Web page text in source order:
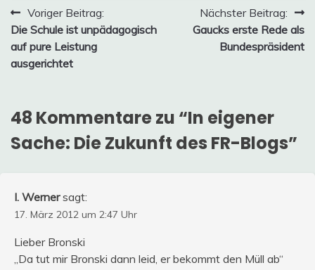
Beitragsnavigation
Voriger Beitrag:
Die Schule ist unpädagogisch
auf pure Leistung
ausgerichtet
Nächster Beitrag:
Gaucks erste Rede als
Bundespräsident
48 Kommentare zu “In eigener
Sache: Die Zukunft des FR-Blogs”
I. Werner sagt:
17. März 2012 um 2:47 Uhr
Lieber Bronski
„Da tut mir Bronski dann leid, er bekommt den Müll ab“